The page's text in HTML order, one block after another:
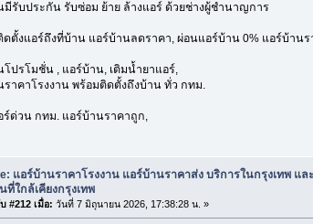
มีรับประกัน รับซ่อม ย้าย ล้างแอร์ ด้วยช่างผู้ชำนาญการ
ดตั้งแอร์ถึงที่บ้าน แอร์บ้านลดราคา, ผ่อนแอร์บ้าน 0% แอร์บ้า
โปรโมชั่น , แอร์บ้าน, เติมน้ำยาแอร์,
ราคาโรงงาน พร้อมติดตั้งถึงบ้าน ทั่ว กทม.
ร์ด่วน กทม. แอร์บ้านราคาถูก,
แอร์บ้านราคาโรงงาน แอร์บ้านราคาส่ง บริการในกรุงเทพ และ
ที่ใกล้เคียงกรุงเทพ
#212 เมื่อ: วันที่ 7 มิถุนายน 2026, 17:38:28 น. »